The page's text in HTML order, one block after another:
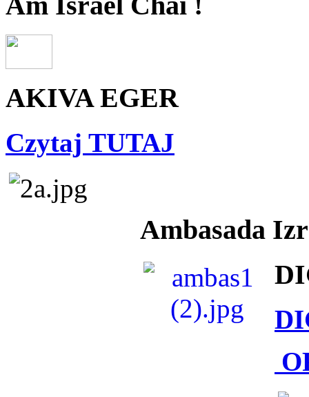
AKIVA EGER
Czytaj TUTAJ
Ambasada